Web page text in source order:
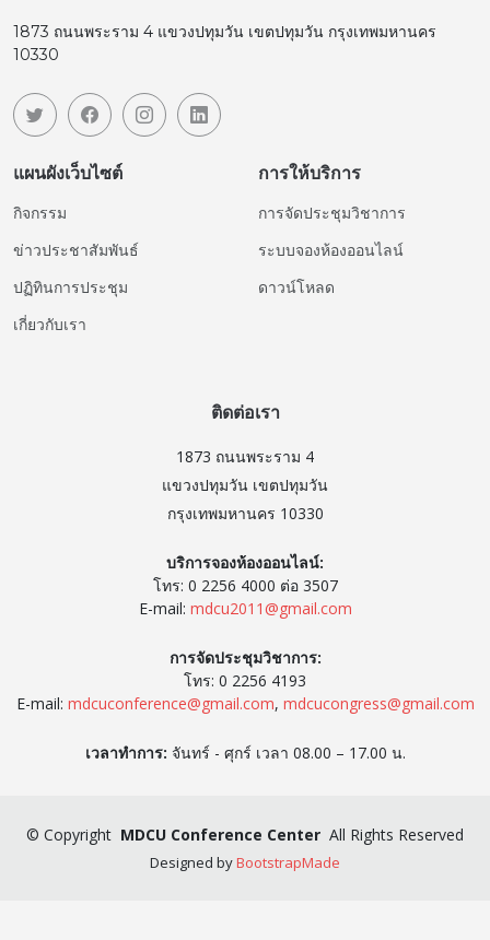
1873 ถนนพระราม 4 แขวงปทุมวัน เขตปทุมวัน กรุงเทพมหานคร
10330
แผนผังเว็บไซต์
กิจกรรม
ข่าวประชาสัมพันธ์
ปฏิทินการประชุม
เกี่ยวกับเรา
การให้บริการ
การจัดประชุมวิชาการ
ระบบจองห้องออนไลน์
ดาวน์โหลด
ติดต่อเรา
1873 ถนนพระราม 4
แขวงปทุมวัน เขตปทุมวัน
กรุงเทพมหานคร 10330
บริการจองห้องออนไลน์:
โทร: 0 2256 4000 ต่อ 3507
E-mail: mdcu2011@gmail.com
การจัดประชุมวิชาการ:
โทร: 0 2256 4193
E-mail: mdcuconference@gmail.com, mdcucongress@gmail.com
เวลาทำการ: จันทร์ - ศุกร์ เวลา 08.00 – 17.00 น.
© Copyright MDCU Conference Center All Rights Reserved
Designed byBootstrapMade